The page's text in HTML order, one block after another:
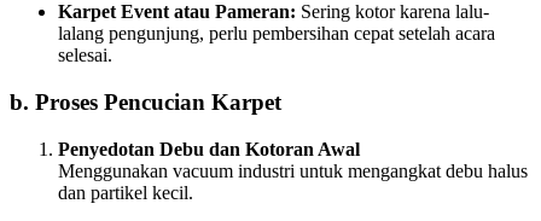
Karpet Event atau Pameran: Sering kotor karena lalu-
lalang pengunjung, perlu pembersihan cepat setelah acara
selesai.
b. Proses Pencucian Karpet
Penyedotan Debu dan Kotoran Awal
Menggunakan vacuum industri untuk mengangkat debu halus
dan partikel kecil.